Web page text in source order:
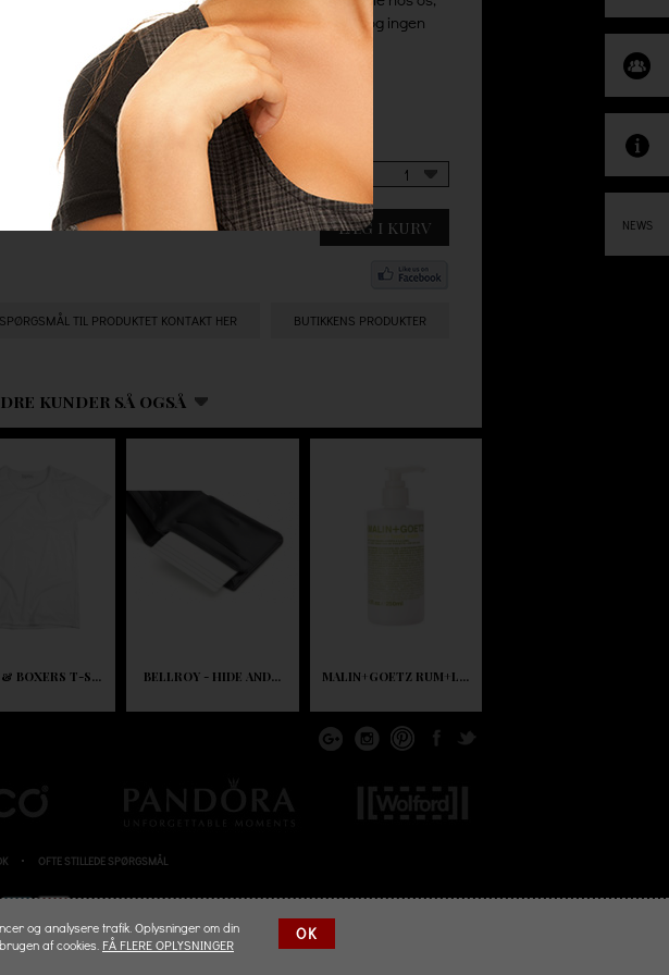
er der altid 100% gratis levering uden minimumsbeløb og ingen
1
LÆG I KURV
SPØRGSMÅL TIL PRODUKTET KONTAKT HER BUTIKKENS PRODUKTER
KUNDER SÅ OGSÅ
& BOXERS T-S... BELLROY - HIDE AND... MALIN+GOETZ RUM+L...
OFTE STILLEDE SPØRGSMÅL
RESERVED.
NEWS
og analysere trafik. Oplysninger om din
af cookies. FÅ FLERE OPLYSNINGER
OK